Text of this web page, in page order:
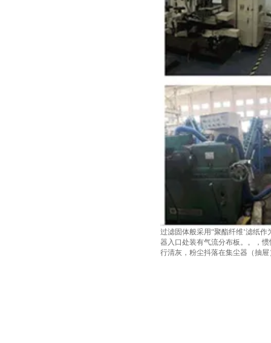
过滤固体般采用“聚酯纤维‘滤纸
器入口处装有气流分布板。。，
行清灰，粉尘抖落在集尘器（抽屉